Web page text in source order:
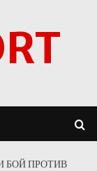
БОЙ ПРОТИВ